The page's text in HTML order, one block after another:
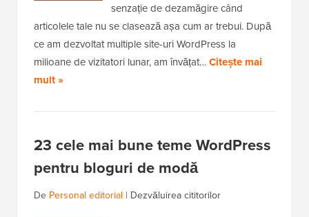
senzație de dezamăgire când
articolele tale nu se clasează așa cum ar trebui. După
ce am dezvoltat multiple site-uri WordPress la
milioane de vizitatori lunar, am învățat…Citește mai
mult »
23 cele mai bune teme WordPress
pentru bloguri de modă
De Personal editorial | Dezvăluirea cititorilor